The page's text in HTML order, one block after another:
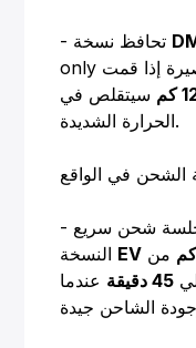
only عملي للمشاوير الحضرية القصيرة إذا قمت
كم
سيتقلص في
الحرارة الشديدة.
EV من
45 دقيقة
عندما